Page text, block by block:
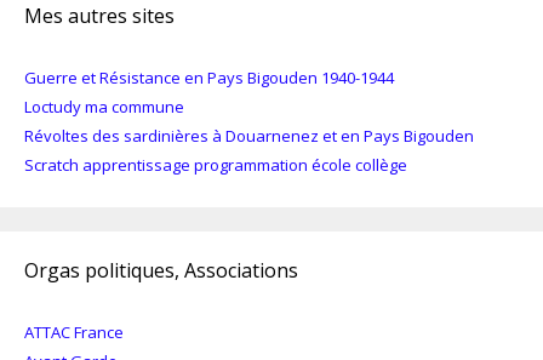
Mes autres sites
Guerre et Résistance en Pays Bigouden 1940-1944
Loctudy ma commune
Révoltes des sardinières à Douarnenez et en Pays Bigouden
Scratch apprentissage programmation école collège
Orgas politiques, Associations
ATTAC France